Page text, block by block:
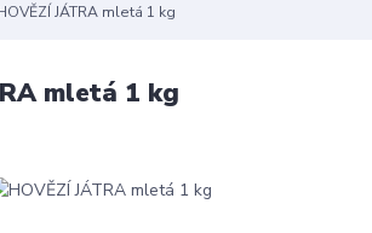
JÁTRA mletá 1 kg
mletá 1 kg